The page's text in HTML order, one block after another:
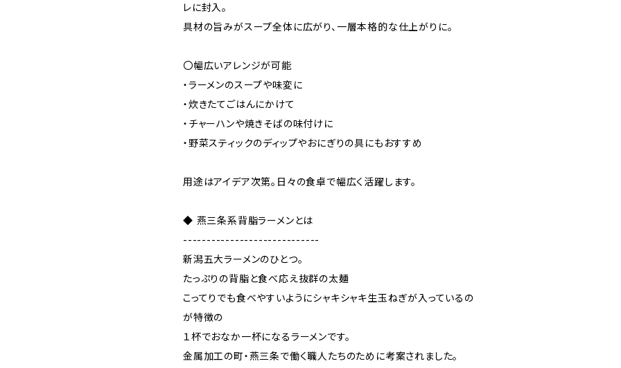
レに封入。
具材の旨みがスープ全体に広がり、一層本格的な仕上がりに。
〇幅広いアレンジが可能
・ラーメンのスープや味変に
・炊きたてごはんにかけて
・チャーハンや焼きそばの味付けに
・野菜スティックのディップやおにぎりの具にもおすすめ
用途はアイデア次第。日々の食卓で幅広く活躍します。
◆ 燕三条系背脂ラーメンとは
-----------------------------
新潟五大ラーメンのひとつ。
たっぷりの背脂と食べ応え抜群の太麺
こってりでも食べやすいようにシャキシャキ生玉ねぎが入っているの
が特徴の
１杯でおなか一杯になるラーメンです。
金属加工の町・燕三条で働く職人たちのために考案されました。